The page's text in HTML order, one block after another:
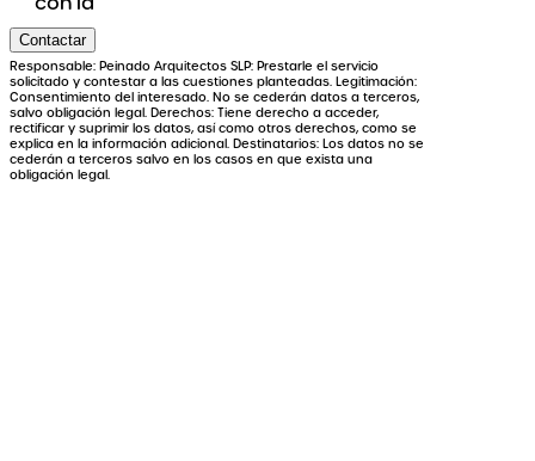
Contactar
Responsable: Peinado Arquitectos SLP: Prestarle el servicio
solicitado y contestar a las cuestiones planteadas. Legitimación:
Consentimiento del interesado. No se cederán datos a terceros,
salvo obligación legal. Derechos: Tiene derecho a acceder,
rectificar y suprimir los datos, así como otros derechos, como se
explica en la información adicional. Destinatarios: Los datos no se
cederán a terceros salvo en los casos en que exista una
obligación legal.